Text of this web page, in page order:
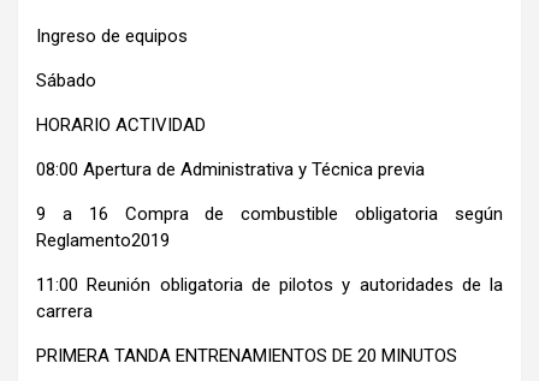
Ingreso de equipos
Sábado
HORARIO ACTIVIDAD
08:00 Apertura de Administrativa y Técnica previa
9 a 16 Compra de combustible obligatoria según
Reglamento2019
11:00 Reunión obligatoria de pilotos y autoridades de la
carrera
PRIMERA TANDA ENTRENAMIENTOS DE 20 MINUTOS